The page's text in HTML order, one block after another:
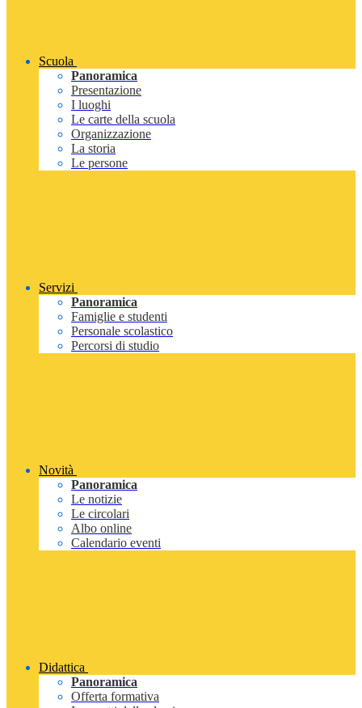
Scuola
Panoramica
Presentazione
I luoghi
Le carte della scuola
Organizzazione
La storia
Le persone
Servizi
Panoramica
Famiglie e studenti
Personale scolastico
Percorsi di studio
Novità
Panoramica
Le notizie
Le circolari
Albo online
Calendario eventi
Didattica
Panoramica
Offerta formativa